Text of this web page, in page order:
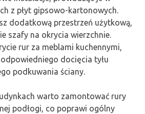
z płyt gipsowo-kartonowych.
dodatkową przestrzeń użytkową,
szafy na okrycia wierzchnie.
rur za meblami kuchennymi,
docięcia tyłu
podkuwania ściany.
warto zamontować rury
podłogi, co poprawi ogólny